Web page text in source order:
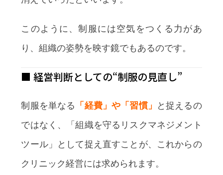
このように、制服には空気をつくる力があ
り、組織の姿勢を映す鏡でもあるのです。
■ 経営判断としての“制服の見直し”
制服を単なる 「経費」や「習慣」
と捉えるの
ではなく、「組織を守るリスクマネジメント
ツール」として捉え直すことが、これからの
クリニック経営には求められます。